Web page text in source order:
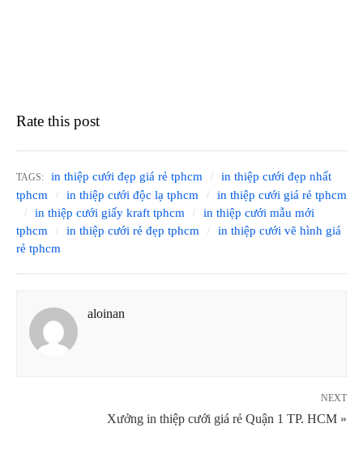
Rate this post
TAGS: in thiệp cưới đẹp giá rẻ tphcm
in thiệp cưới đẹp nhất
tphcm
in thiệp cưới độc lạ tphcm
in thiệp cưới giá rẻ tphcm
in thiệp cưới giấy kraft tphcm
in thiệp cưới mẫu mới
tphcm
in thiệp cưới rẻ đẹp tphcm
in thiệp cưới vẽ hình giá
rẻ tphcm
aloinan
NEXT
Xưởng in thiệp cưới giá rẻ Quận 1 TP. HCM »